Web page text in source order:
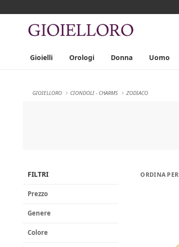
Gioielli Orologi Donna Uomo
GIOIELLORO CIONDOLI - CHARMS ZODIACO
FILTRI
Prezzo
Genere
Colore
ORDINA PER